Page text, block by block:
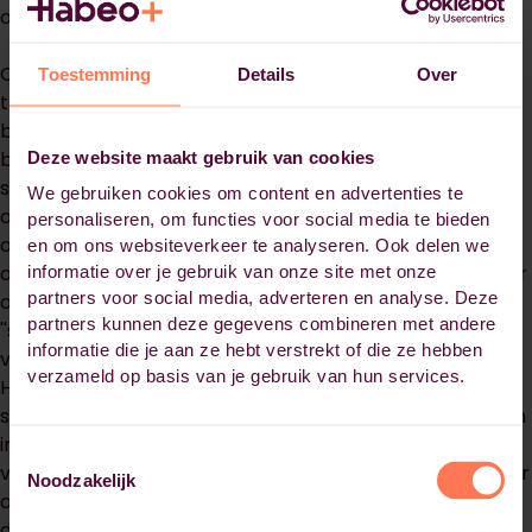
Toestemming Details Over
Deze website maakt gebruik van cookies
We gebruiken cookies om content en advertenties te
personaliseren, om functies voor social media te bieden
en om ons websiteverkeer te analyseren. Ook delen we
informatie over je gebruik van onze site met onze
partners voor social media, adverteren en analyse. Deze
partners kunnen deze gegevens combineren met andere
informatie die je aan ze hebt verstrekt of die ze hebben
verzameld op basis van je gebruik van hun services.
Noodzakelijk
opleiding efficiënt én effectief gecombineerd.
Om dit te realiseren heeft Hoppenbrouwers een
traineeship opgezet waarbij nieuwe medewerkers
binnen 3 tot 5 jaar een sleutelrol in de E of de W kunnen
bekleden door middel van werken en leren. Habeo+
screent de medewerkers op toelaatbaarheid voor de
opleiding en regelt begeleiding voor het
opleidingstraject. Hoppenbrouwers vult niet alleen aan
op de begeleiding op opleidingsgebied, maar ook breder
op ontwikkeling. Zo bieden ze de mogelijkheid om te
''snuffelen'' binnen verschillende rollen in het gekozen
vakgebied. Er zijn daarnaast meerdere medewerkers bij
Hoppenbrouwers die een HIT-E of HIT-W opleiding
succesvol hebben afgerond en daarmee kunnen helpen
in advies, begeleiding en teamgevoel. De betrokkenheid
van Hoppenbrouwers in het ontwikkelproces blijkt onder
andere uit het feit dat Corné de Meijer, business unit